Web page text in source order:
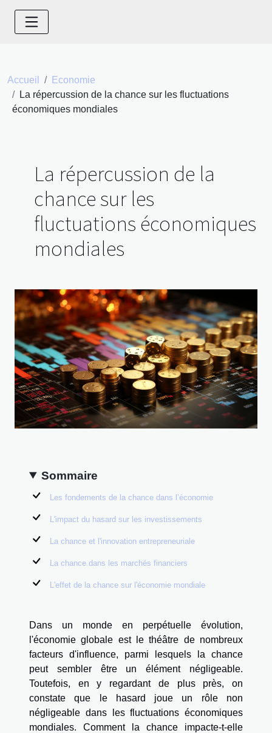
Accueil
Economie
La répercussion de la chance sur les fluctuations
économiques mondiales
La répercussion de la
chance sur les
fluctuations économiques
mondiales
Sommaire
Les fondements de la chance dans l’économie
L'impact du hasard sur les investissements
La chance et l'innovation entrepreneuriale
La chance dans les marchés financiers
L'effet de la chance sur l'économie mondiale
Dans un monde en perpétuelle évolution,
l'économie globale est le théâtre de nombreux
facteurs d'influence, parmi lesquels la chance
peut sembler être un élément négligeable.
Toutefois, en y regardant de plus près, on
constate que le hasard joue un rôle non
négligeable dans les fluctuations économiques
mondiales. Comment la chance impacte-t-elle